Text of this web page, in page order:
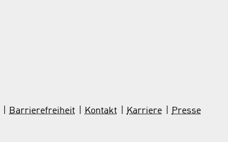
Barrierefreiheit Kontakt Karriere
Presse